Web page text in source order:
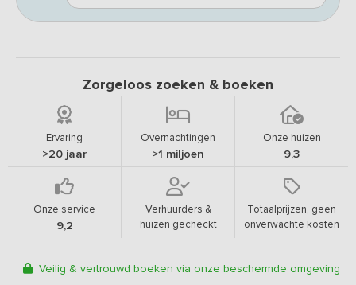
Zorgeloos zoeken & boeken
Ervaring
>20 jaar
Overnachtingen
>1 miljoen
Onze huizen
9,3
Onze service
9,2
Verhuurders &
huizen gecheckt
Totaalprijzen, geen
onverwachte kosten
Veilig & vertrouwd boeken via onze beschermde omgeving